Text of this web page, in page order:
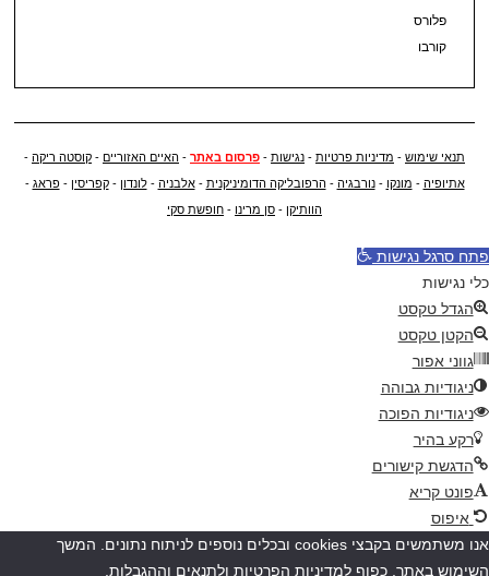
פלורס
קורבו
תנאי שימוש - מדיניות פרטיות - נגישות - פרסום באתר - האיים האזוריים - קוסטה ריקה -
אתיופיה - מונקו -נורבגיה -הרפובליקה הדומיניקנית -אלבניה -לונדון -קפריסין -פראג -
הוותיקן - סן מרינו - חופשת סקי
פתח סרגל נגישות
כלי נגישות
הגדל טקסט
הקטן טקסט
גווני אפור
ניגודיות גבוהה
ניגודיות הפוכה
רקע בהיר
הדגשת קישורים
פונט קריא
איפוס
אנו משתמשים בקבצי cookies ובכלים נוספים לניתוח נתונים. המשך
השימוש באתר, כפוף למדיניות הפרטיות ולתנאים וההגבלות.